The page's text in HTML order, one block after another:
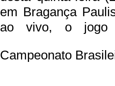
em Bragança
ao vivo, o jogo
Campeonato